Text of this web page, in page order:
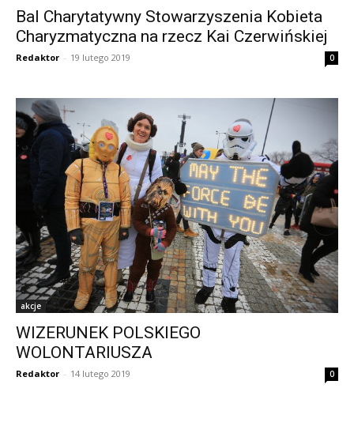
Bal Charytatywny Stowarzyszenia Kobieta
Charyzmatyczna na rzecz Kai Czerwińskiej
Redaktor - 19 lutego 2019 0
akcje
WIZERUNEK POLSKIEGO
WOLONTARIUSZA
Redaktor - 14 lutego 2019 0